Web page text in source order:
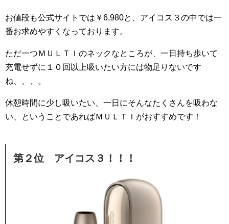
お値段も公式サイトでは￥6,980と、アイコス３の中では一
番お求めやすくなっております。
ただ一つＭＵＬＴＩのネックなところが、一日持ち歩いて
充電せずに１０回以上吸いたい方には物足りないです
ね、、、。
休憩時間に少し吸いたい、一日にそんなたくさんを吸わな
い、ということであればＭＵＬＴＩがおすすめです！
第２位 アイコス３！！！